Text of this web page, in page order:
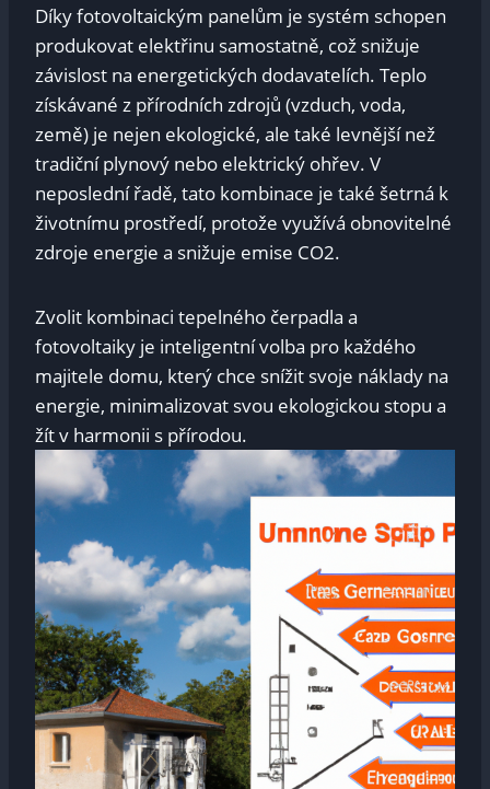
Díky fotovoltaickým panelům je systém schopen
produkovat elektřinu samostatně, což snižuje
závislost na energetických dodavatelích. Teplo
získávané z přírodních zdrojů (vzduch, voda,
země) je nejen ekologické, ale také levnější než
tradiční plynový nebo elektrický ohřev. V
neposlední řadě, tato kombinace je také šetrná k
životnímu prostředí, protože využívá obnovitelné
zdroje energie a snižuje emise CO2.
Zvolit kombinaci tepelného čerpadla a
fotovoltaiky je inteligentní volba pro každého
majitele domu, který chce snížit svoje náklady na
energie, minimalizovat svou ekologickou stopu a
žít v harmonii s přírodou.